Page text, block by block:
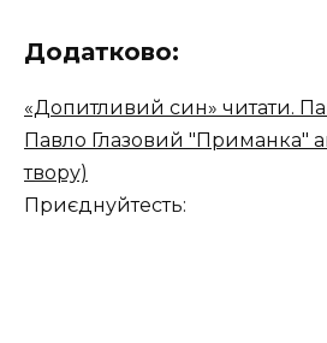
Додатково:
«Допитливий син» читати.
Павло Глазовий "Приманка"
твору)
Приєднуйтесть: